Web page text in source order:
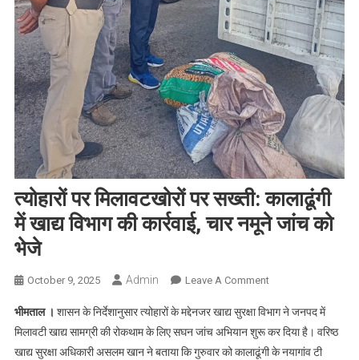
त्योहारों पर मिलावटखोरों पर सख्ती: कालाढूंगी
में खाद्य विभाग की कार्रवाई, चार नमूने जांच को
भेजे
October 9, 2025 Admin Leave A CommentOn
पर
मिलावटखोरों
पर
भीमताल । शासन के निर्देशानुसार त्योहारों के मद्देनजर खाद्य सुरक्षा विभाग ने जनपद में
मिलावटी खाद्य सामग्री की रोकथाम के लिए सघन जांच अभियान शुरू कर दिया है। वरिष्ठ
खाद्य सुरक्षा अधिकारी असलम खान ने बताया कि गुरुवार को कालाढूंगी के नयागांव टी